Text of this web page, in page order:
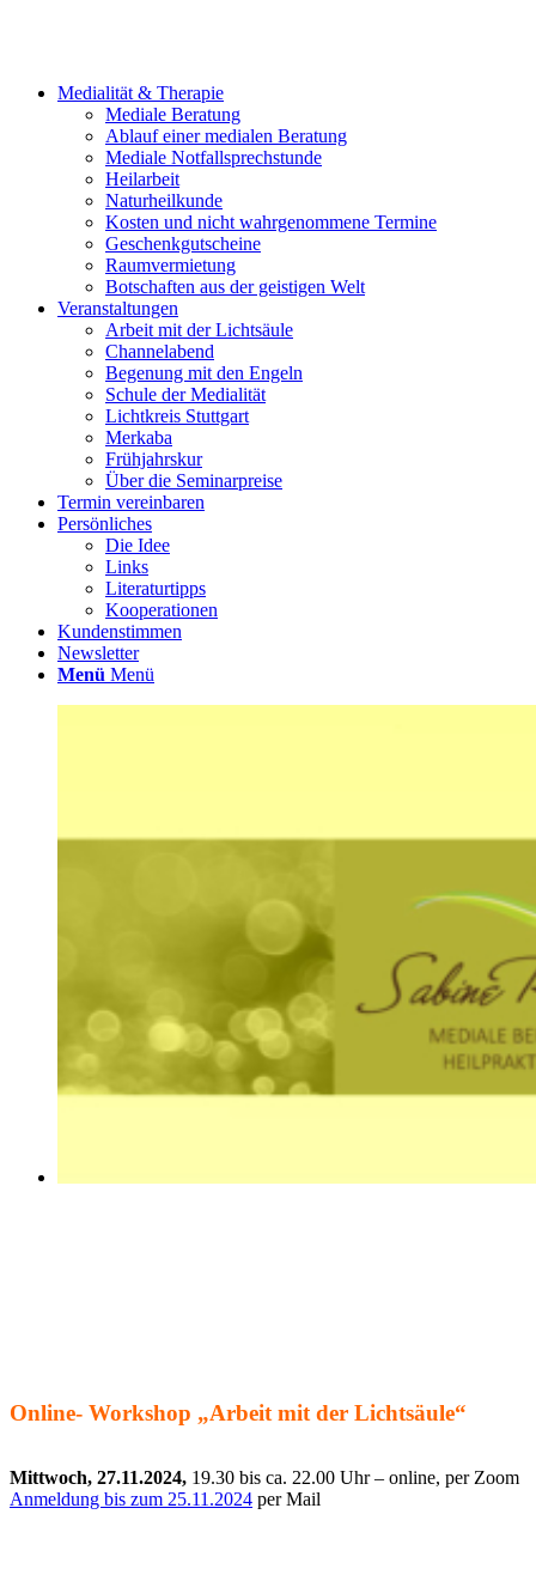
Medialität & Therapie
Mediale Beratung
Ablauf einer medialen Beratung
Mediale Notfallsprechstunde
Heilarbeit
Naturheilkunde
Kosten und nicht wahrgenommene Termine
Geschenkgutscheine
Raumvermietung
Botschaften aus der geistigen Welt
Veranstaltungen
Arbeit mit der Lichtsäule
Channelabend
Begenung mit den Engeln
Schule der Medialität
Lichtkreis Stuttgart
Merkaba
Frühjahrskur
Über die Seminarpreise
Termin vereinbaren
Persönliches
Die Idee
Links
Literaturtipps
Kooperationen
Kundenstimmen
Newsletter
Menü Menü
Online- Workshop „Arbeit mit der Lichtsäule“
Mittwoch, 27.11.2024, 19.30 bis ca. 22.00 Uhr – online, per Zoom
Anmeldung bis zum 25.11.2024 per Mail